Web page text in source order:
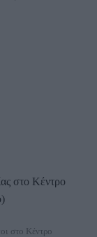
στο Κέντρο
στο Κέντρο